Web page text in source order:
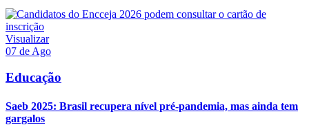
Visualizar
07 de Ago
Educação
Saeb 2025: Brasil recupera nível pré-pandemia, mas ainda tem
gargalos